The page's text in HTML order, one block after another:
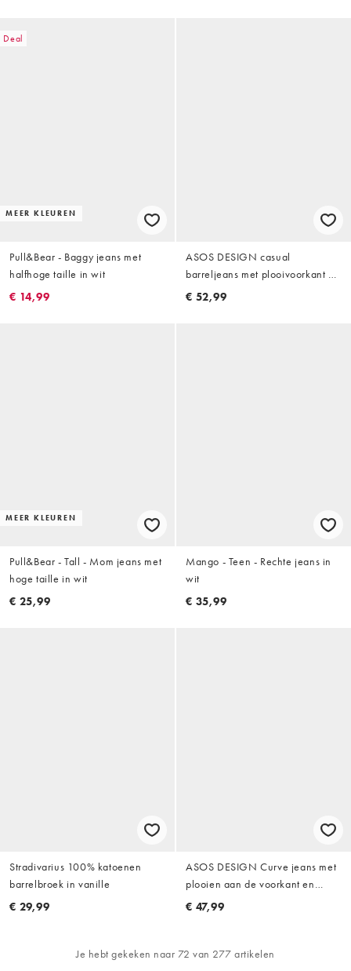
Deal
MEER KLEUREN
Pull&Bear - Baggy jeans met
halfhoge taille in wit
€ 14,99
ASOS DESIGN casual
barreljeans met plooivoorkant en
zakdetails in ecru
€ 52,99
MEER KLEUREN
Pull&Bear - Tall - Mom jeans met
hoge taille in wit
€ 25,99
Mango - Teen - Rechte jeans in
wit
€ 35,99
Stradivarius 100% katoenen
barrelbroek in vanille
€ 29,99
ASOS DESIGN Curve jeans met
plooien aan de voorkant en
hoefijzervorm in wit
€ 47,99
Je hebt gekeken naar 72 van 277 artikelen